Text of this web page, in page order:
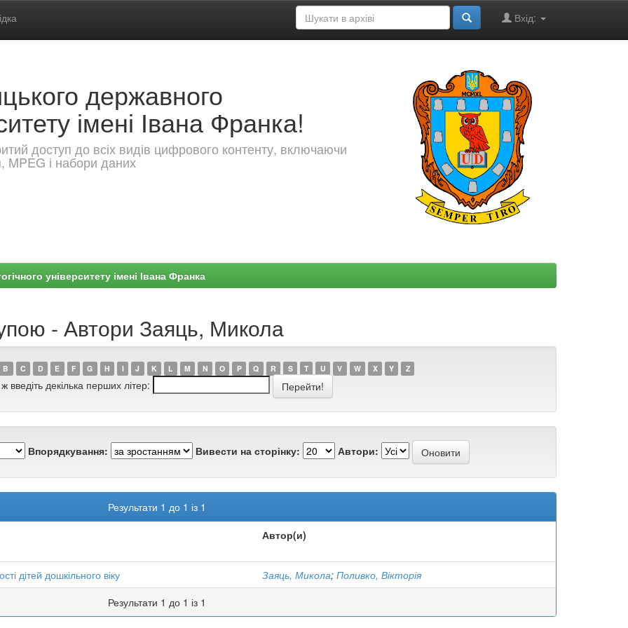
Вхід:
державного
імені Івана Франка!
доступ до всіх видів цифрового контенту, включаючи
MPEG і набори даних
університету імені Івана Франка
- Автори Заяць, Микола
B C D E F G H I J K L M N O P Q R S T U V W X Y Z
введіть декілька перших літер:
Впорядкування: Вивести на сторінку: Автори:
Результати 1 до 1 із 1
Автор(и)
дітей дошкільного віку Заяць, Микола; Поливко, Вікторія
Результати 1 до 1 із 1